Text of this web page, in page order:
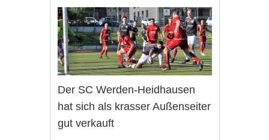
Der SC Werden-Heidhausen
hat sich als krasser Außenseiter
gut verkauft